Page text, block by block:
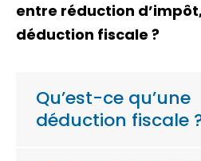
entre réduction
déduction fiscale ?
Qu’est-ce qu’une
déduction fiscale